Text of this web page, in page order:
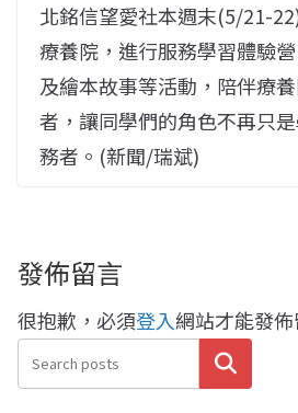
北銘信望愛社本週末(5/21-
療養院，進行服務學習體驗
及繪本故事等活動，陪伴療
者，讓同學們的角色不再只
務者。(新聞/瑞斌)
發佈留言
很抱歉，必須登入網站才能發佈
搜尋